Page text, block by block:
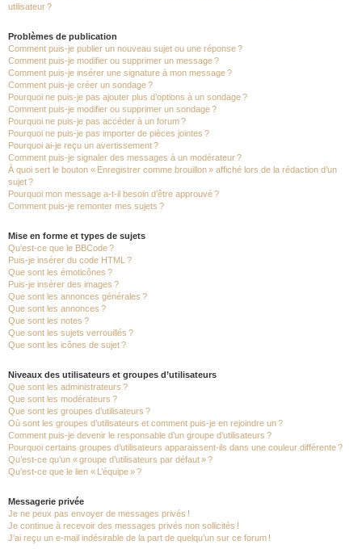
utilisateur ?
Problèmes de publication
Comment puis-je publier un nouveau sujet ou une réponse ?
Comment puis-je modifier ou supprimer un message ?
Comment puis-je insérer une signature à mon message ?
Comment puis-je créer un sondage ?
Pourquoi ne puis-je pas ajouter plus d’options à un sondage ?
Comment puis-je modifier ou supprimer un sondage ?
Pourquoi ne puis-je pas accéder à un forum ?
Pourquoi ne puis-je pas importer de pièces jointes ?
Pourquoi ai-je reçu un avertissement ?
Comment puis-je signaler des messages à un modérateur ?
À quoi sert le bouton « Enregistrer comme brouillon » affiché lors de la rédaction d’un
sujet ?
Pourquoi mon message a-t-il besoin d’être approuvé ?
Comment puis-je remonter mes sujets ?
Mise en forme et types de sujets
Qu’est-ce que le BBCode ?
Puis-je insérer du code HTML ?
Que sont les émoticônes ?
Puis-je insérer des images ?
Que sont les annonces générales ?
Que sont les annonces ?
Que sont les notes ?
Que sont les sujets verrouillés ?
Que sont les icônes de sujet ?
Niveaux des utilisateurs et groupes d’utilisateurs
Que sont les administrateurs ?
Que sont les modérateurs ?
Que sont les groupes d’utilisateurs ?
Où sont les groupes d’utilisateurs et comment puis-je en rejoindre un ?
Comment puis-je devenir le responsable d’un groupe d’utilisateurs ?
Pourquoi certains groupes d’utilisateurs apparaissent-ils dans une couleur différente ?
Qu’est-ce qu’un « groupe d’utilisateurs par défaut » ?
Qu’est-ce que le lien « L’équipe » ?
Messagerie privée
Je ne peux pas envoyer de messages privés !
Je continue à recevoir des messages privés non sollicités !
J’ai reçu un e-mail indésirable de la part de quelqu’un sur ce forum !